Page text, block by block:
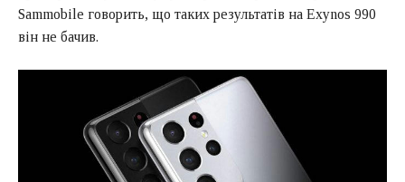
Sammobile говорить, що таких результатів на Exynos 990
він не бачив.